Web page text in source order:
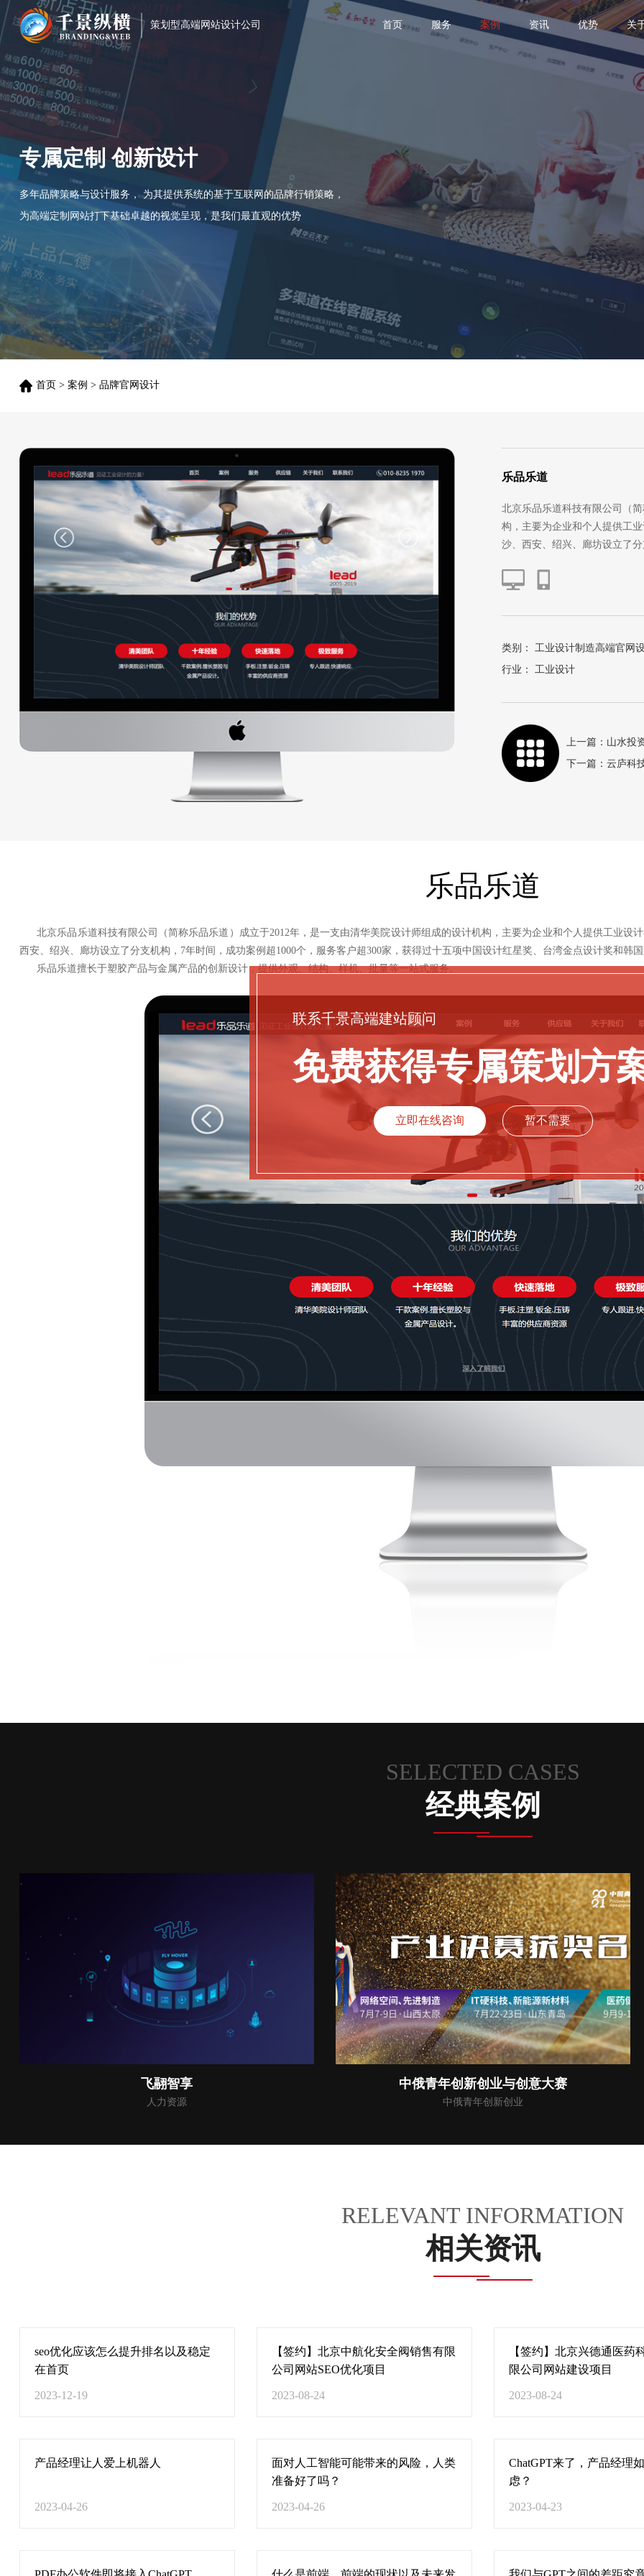
策划型高端网站设计公司 首页 服务 案例 资讯 优势 关
专属定制 创新设计
多年品牌策略与设计服务， 为其提供系统的基于互联网的品牌行销策略，
为高端定制网站打下基础卓越的视觉呈现，是我们最直观的优势
首页 > 案例 > 品牌官网设计
乐品乐道
北京乐品乐道科技有限公司（
构，主要为企业和个人提供工
沙、西安、绍兴、廊坊设立了
类别： 工业设计制造高端官网
行业： 工业设计
上一篇：山水投
下一篇：云庐科
乐品乐道
北京乐品乐道科技有限公司（简称乐品乐道）成立于2012年，是一支由清华美院设计师组成的设计机构，主要为企业和个人提供工业设
西安、绍兴、廊坊设立了分支机构，7年时间，成功案例超1000个，服务客户超300家，获得过十五项中国设计红星奖、台湾金点设计奖和韩
乐品乐道擅长于塑胶产品与金属产品的创新设计，提供外观、结构、样机、批量等一站式服务。
SELECTED CASES
经典案例
中俄青年创新创业与创意大赛
中俄青年创新创业
中国海事仲裁委员会
国际化仲裁机构
RELEVANT INFORMATION
相关资讯
seo优化应该怎么提升排名以及稳定
在首页
2023-12-19
【签约】北京中航化安全阀销售有限
公司网站SEO优化项目
2023-08-24
【签约】北京兴德通医药
限公司网站建设项目
2023-08-24
产品经理让人爱上机器人
2023-04-26
面对人工智能可能带来的风险，人类
准备好了吗？
2023-04-26
ChatGPT来了，产品经理
虑？
2023-04-23
联系千景高端建站顾问
免费获得专属策划方
立即在线咨询 暂不需要